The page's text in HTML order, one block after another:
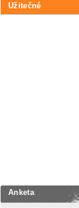
Užitečné
Anketa